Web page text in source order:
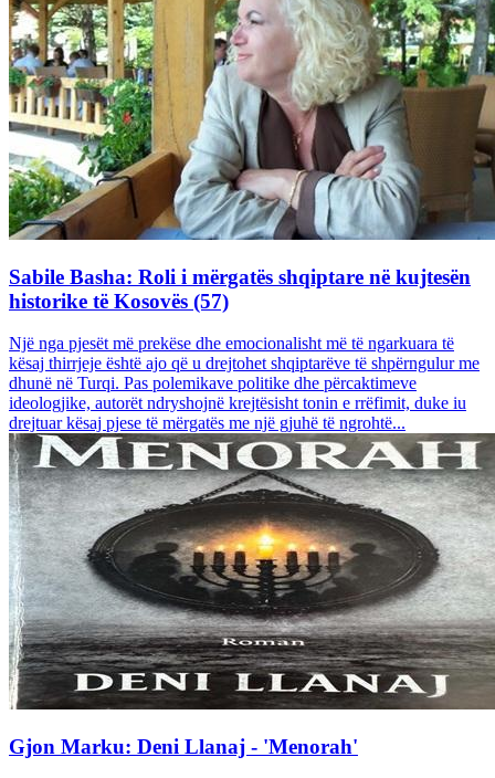
Sabile Basha: Roli i mërgatës shqiptare në kujtesën
historike të Kosovës (57)
Një nga pjesët më prekëse dhe emocionalisht më të ngarkuara të
kësaj thirrjeje është ajo që u drejtohet shqiptarëve të shpërngulur me
dhunë në Turqi. Pas polemikave politike dhe përcaktimeve
ideologjike, autorët ndryshojnë krejtësisht tonin e rrëfimit, duke iu
drejtuar kësaj pjese të mërgatës me një gjuhë të ngrohtë...
Gjon Marku: Deni Llanaj - 'Menorah'